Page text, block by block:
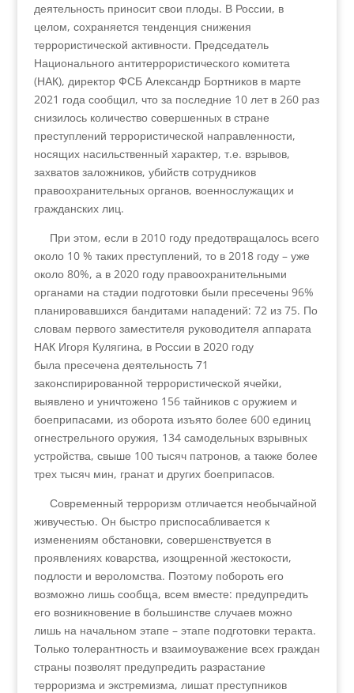
деятельность приносит свои плоды. В России, в
целом, сохраняется тенденция снижения
террористической активности. Председатель
Национального антитеррористического комитета
(НАК), директор ФСБ Александр Бортников в марте
2021 года сообщил, что за последние 10 лет в 260 раз
снизилось количество совершенных в стране
преступлений террористической направленности,
носящих насильственный характер, т.е. взрывов,
захватов заложников, убийств сотрудников
правоохранительных органов, военнослужащих и
гражданских лиц.
При этом, если в 2010 году предотвращалось всего
около 10 % таких преступлений, то в 2018 году – уже
около 80%, а в 2020 году правоохранительными
органами на стадии подготовки были пресечены 96%
планировавшихся бандитами нападений: 72 из 75. По
словам первого заместителя руководителя аппарата
НАК Игоря Кулягина, в России в 2020 году
была пресечена деятельность 71
законспирированной террористической ячейки,
выявлено и уничтожено 156 тайников с оружием и
боеприпасами, из оборота изъято более 600 единиц
огнестрельного оружия, 134 самодельных взрывных
устройства, свыше 100 тысяч патронов, а также более
трех тысяч мин, гранат и других боеприпасов.
Современный терроризм отличается необычайной
живучестью. Он быстро приспосабливается к
изменениям обстановки, совершенствуется в
проявлениях коварства, изощренной жестокости,
подлости и вероломства. Поэтому побороть его
возможно лишь сообща, всем вместе: предупредить
его возникновение в большинстве случаев можно
лишь на начальном этапе – этапе подготовки теракта.
Только толерантность и взаимоуважение всех граждан
страны позволят предупредить разрастание
терроризма и экстремизма, лишат преступников